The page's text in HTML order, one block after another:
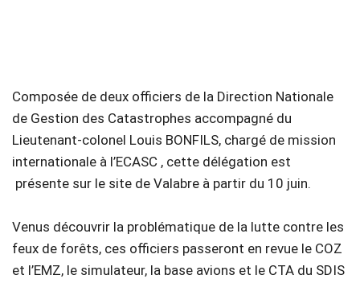
Composée de deux officiers de la Direction Nationale
de Gestion des Catastrophes accompagné du
Lieutenant-colonel Louis BONFILS, chargé de mission
internationale à l’ECASC , cette délégation est
présente sur le site de Valabre à partir du 10 juin.
Venus découvrir la problématique de la lutte contre les
feux de forêts, ces officiers passeront en revue le COZ
et l’EMZ, le simulateur, la base avions et le CTA du SDIS